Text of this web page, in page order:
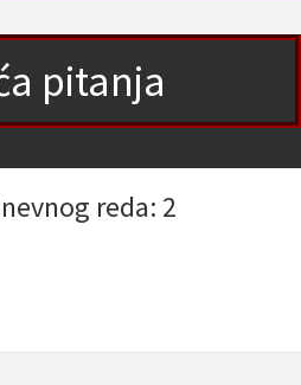
pitanja
reda: 2